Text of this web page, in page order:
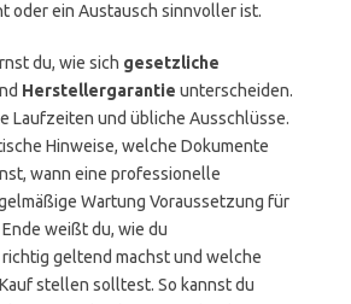
oder ein Austausch sinnvoller ist.
du, wie sich gesetzliche
Herstellergarantie unterscheiden.
Laufzeiten und übliche Ausschlüsse.
Hinweise, welche Dokumente
wann eine professionelle
Wartung Voraussetzung für
weißt du, wie du
geltend machst und welche
stellen solltest. So kannst du